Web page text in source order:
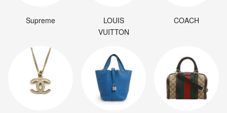
Supreme
LOUIS
VUITTON
COACH